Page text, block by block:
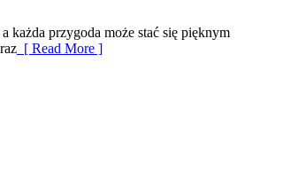
każda przygoda może stać się pięknym
[ Read More ]